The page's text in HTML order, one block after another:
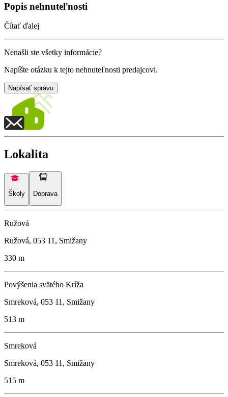
Popis nehnuteľnosti
Čítať ďalej
Nenašli ste všetky informácie?
Napíšte otázku k tejto nehnuteľnosti predajcovi.
Napísať správu
Lokalita
Školy Doprava
Ružová
Ružová, 053 11, Smižany
330 m
Povýšenia svätého Kríža
Smreková, 053 11, Smižany
513 m
Smreková
Smreková, 053 11, Smižany
515 m